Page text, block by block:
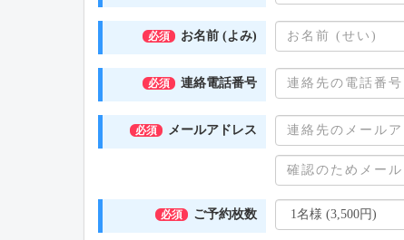
必須 お名前 (よみ)
必須 連絡電話番号
必須 メールアドレス
必須 ご予約枚数